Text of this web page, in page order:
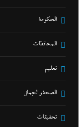
الحكومة
المحافظات
تعليم
الصحة و الجمال
تحقيقات